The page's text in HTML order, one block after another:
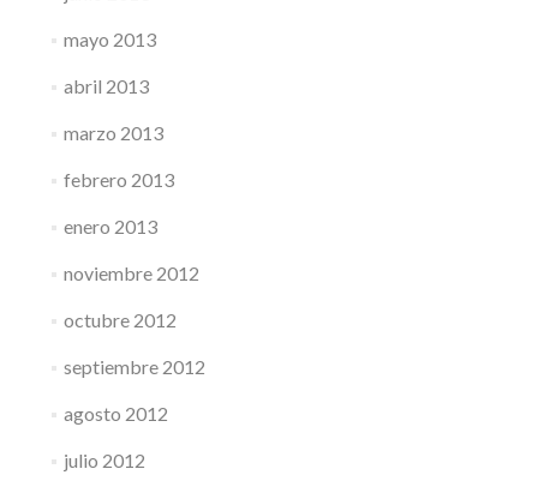
mayo 2013
abril 2013
marzo 2013
febrero 2013
enero 2013
noviembre 2012
octubre 2012
septiembre 2012
agosto 2012
julio 2012